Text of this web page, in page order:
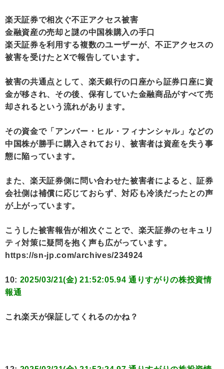
楽天証券で相次ぐ不正アクセス被害
金融資産の売却と謎の中国株購入の手口
楽天証券を利用する複数のユーザーが、不正アクセスの
被害を受けたとXで報告しています。
被害の共通点として、楽天銀行の口座から証券口座に資
金が移され、その後、保有していた金融商品がすべて売
却されるという流れがあります。
その資金で「アンバー・ヒル・フィナンシャル」などの
中国株が勝手に購入されており、被害者は資産を失う事
態に陥っています。
また、楽天証券側に問い合わせた被害者によると、証券
会社側は補償に応じておらず、対応も冷淡だったとの声
が上がっています。
こうした被害報告が相次ぐことで、楽天証券のセキュリ
ティ対策に疑問を抱く声も広がっています。
https://sn-jp.com/archives/234924
10: 2025/03/21(金) 21:52:05.94 通りすがりの株投資情
報通
これ楽天が保証してくれるのかね？